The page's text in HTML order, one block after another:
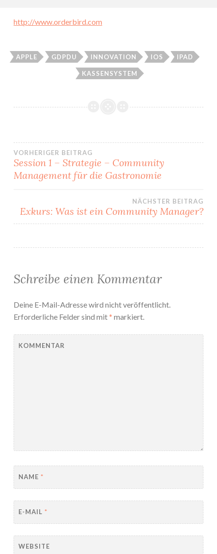
http://www.orderbird.com
APPLE GDPDU INNOVATION IOS IPAD
KASSENSYSTEM
Beitrags-
VORHERIGER BEITRAG
Session 1 – Strategie – Community
Management für die Gastronomie
NÄCHSTER BEITRAG
Exkurs: Was ist ein Community Manager?
Schreibe einen Kommentar
Deine E-Mail-Adresse wird nicht veröffentlicht.
Erforderliche Felder sind mit* markiert.
KOMMENTAR
NAME *
E-MAIL *
WEBSITE